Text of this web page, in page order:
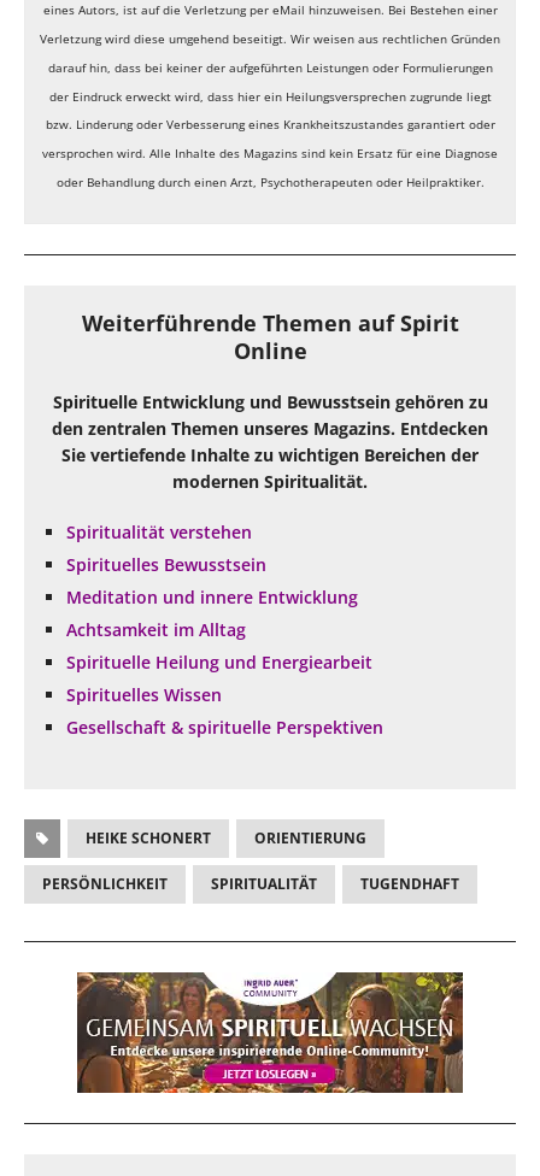
eines Autors, ist auf die Verletzung per eMail hinzuweisen. Bei Bestehen einer
Verletzung wird diese umgehend beseitigt. Wir weisen aus rechtlichen Gründen
darauf hin, dass bei keiner der aufgeführten Leistungen oder Formulierungen
der Eindruck erweckt wird, dass hier ein Heilungsversprechen zugrunde liegt
bzw. Linderung oder Verbesserung eines Krankheitszustandes garantiert oder
versprochen wird. Alle Inhalte des Magazins sind kein Ersatz für eine Diagnose
oder Behandlung durch einen Arzt, Psychotherapeuten oder Heilpraktiker.
Weiterführende Themen auf Spirit
Online
Spirituelle Entwicklung und Bewusstsein gehören zu
den zentralen Themen unseres Magazins. Entdecken
Sie vertiefende Inhalte zu wichtigen Bereichen der
modernen Spiritualität.
Spiritualität verstehen
Spirituelles Bewusstsein
Meditation und innere Entwicklung
Achtsamkeit im Alltag
Spirituelle Heilung und Energiearbeit
Spirituelles Wissen
Gesellschaft & spirituelle Perspektiven
HEIKE SCHONERT ORIENTIERUNG
PERSÖNLICHKEIT SPIRITUALITÄT TUGENDHAFT